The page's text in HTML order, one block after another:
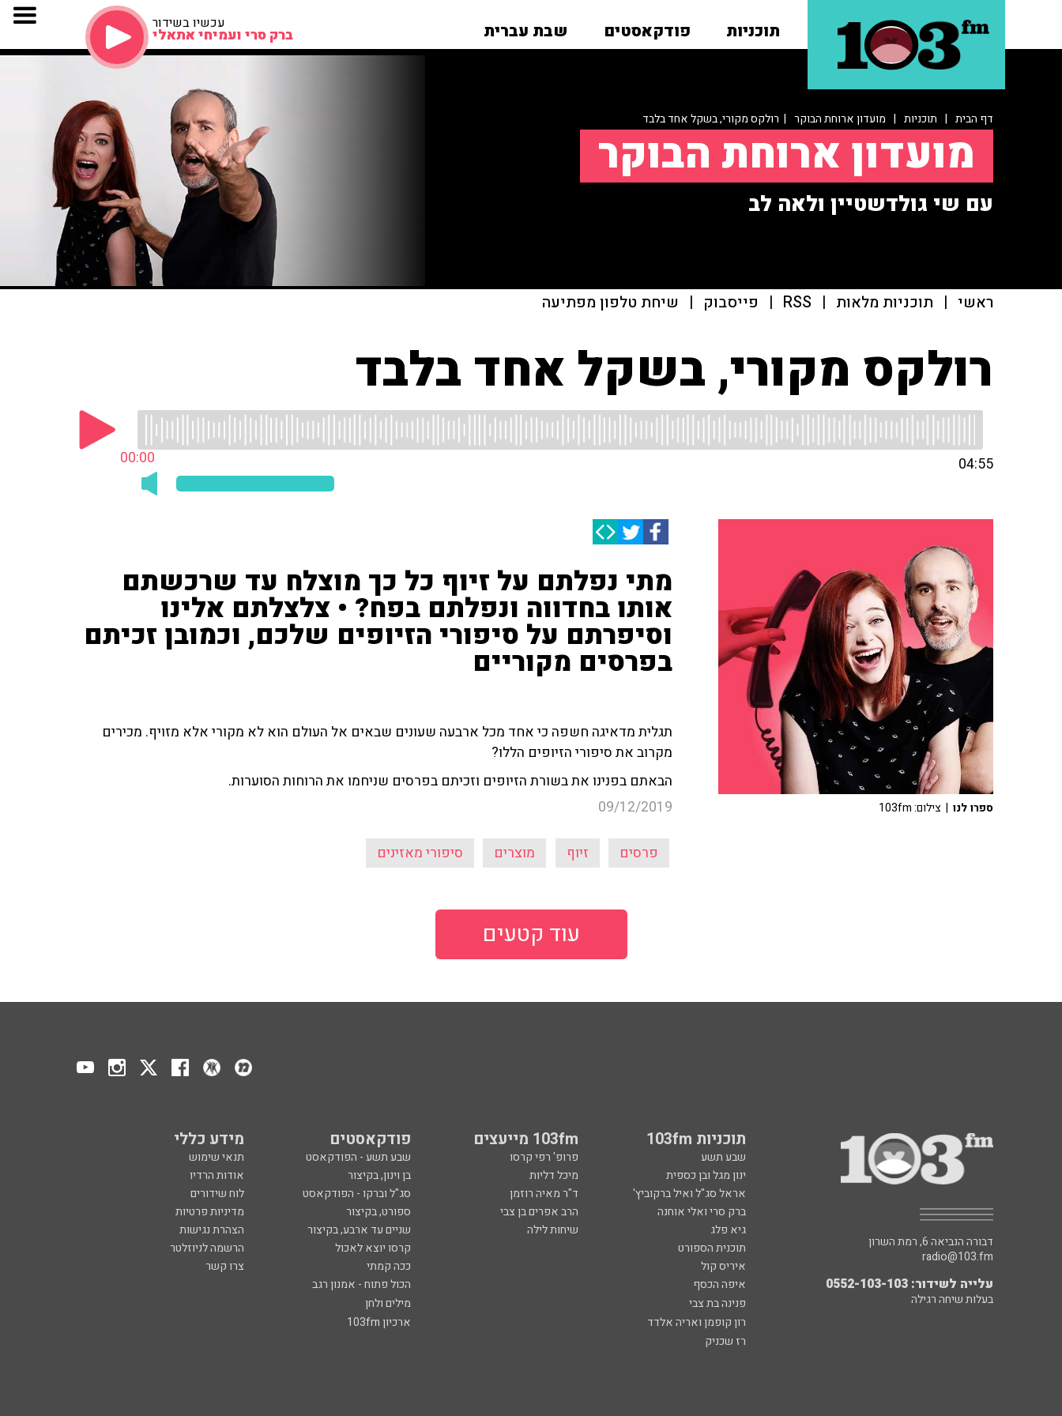
תוכניות פודקאסטים שבת עברית עכשיו בשידור
ברק סרי ועמיחי אתאלי
דף הבית | תוכניות | מועדון ארוחת הבוקר | רולקס מקורי, בשקל אחד בלבד
מועדון ארוחת הבוקר
עם שי גולדשטיין ולאה לב
ראשי | תוכניות מלאות |
RSS
| פייסבוק | שיחת טלפון מפתיעה
רולקס מקורי, בשקל אחד בלבד
00:00 04:55
מתי נפלתם על זיוף כל כך מוצלח עד שרכשתם
אותו בחדווה ונפלתם בפח? • צלצלתם אלינו
וסיפרתם על סיפורי הזיופים שלכם, וכמובן זכיתם
בפרסים מקוריים
תגלית מדאיגה חשפה כי אחד מכל ארבעה שעונים שבאים אל העולם הוא לא מקורי אלא מזויף. מכירים
מקרוב את סיפורי הזיופים הללו?
הבאתם בפנינו את בשורת הזיופים וזכיתם בפרסים שניחמו את הרוחות הסוערות.
09/12/2019
פרסים זיוף מוצרים סיפורי מאזינים
ספרו לנו | צילום: 103fm
עוד קטעים
תוכניות 103fm 103fm מייעצים פודקאסטים מידע כללי
שבע תשע פרופ' רפי קרסו שבע תשע - הפודקאסט
תנאי שימוש
ינון מגל ובן כספית
מיכל דליות בן וינון, בקיצור
אודות הרדיו
אראל סג"ל ואיל ברקוביץ'
ד"ר מאיה רוזמן סג"ל וברקו - הפודקאסט
לוח שידורים
ברק סרי ואלי אוחנה
הרב אפרים בן צבי ספורט, בקיצור
מדיניות פרטיות
גיא פלג
שיחות לילה שניים עד ארבע, בקיצור
הצהרת נגישות
תוכנית הספורט
קרסו יוצא לאכול
הרשמה לניוזלטר
איריס קול
ככה קמתי
צרו קשר
איפה הכסף
הכול פתוח - אמנון רגב
פנינה בת צבי
מילים ולחן
רון קופמן ואריה אלדד
ארכיון 103fm
רז שכניק
דבורה הנביאה 6, רמת השרון
radio@103.fm
עלייה לשידור: 0552-103-103
בעלות שיחה רגילה